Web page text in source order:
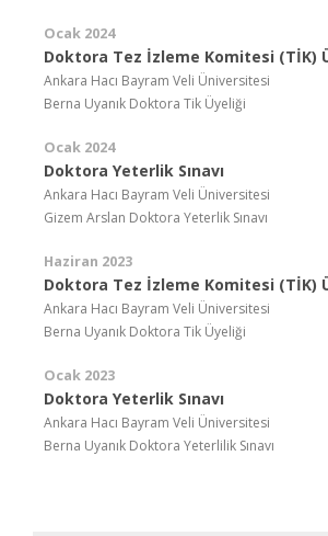
Ocak 2024
Doktora Tez İzleme Komitesi (TİK)
Ankara Hacı Bayram Veli Üniversitesi
Berna Uyanık Doktora Tik Üyeliği
Ocak 2024
Doktora Yeterlik Sınavı
Ankara Hacı Bayram Veli Üniversitesi
Gizem Arslan Doktora Yeterlik Sınavı
Haziran 2023
Doktora Tez İzleme Komitesi (TİK)
Ankara Hacı Bayram Veli Üniversitesi
Berna Uyanık Doktora Tik Üyeliği
Ocak 2023
Doktora Yeterlik Sınavı
Ankara Hacı Bayram Veli Üniversitesi
Berna Uyanık Doktora Yeterlilik Sınavı